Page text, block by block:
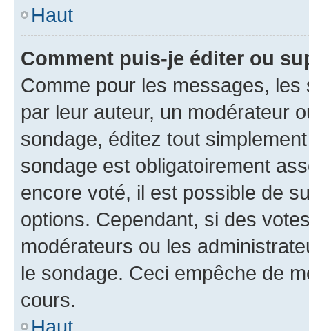
Haut
Comment puis-je éditer ou
Comme pour les messages,
par leur auteur, un modérateur
sondage, éditez tout
sondage est obligatoirement
encore voté, il est possible de
options. Cependant, si des
modérateurs ou les
le sondage. Ceci empêche de
cours.
Haut